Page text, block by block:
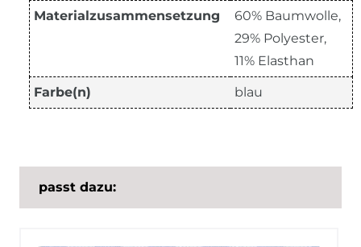
Materialzusammensetzung
60% Baumwolle,
29% Polyester,
11% Elasthan
Farbe(n) blau
passt dazu: